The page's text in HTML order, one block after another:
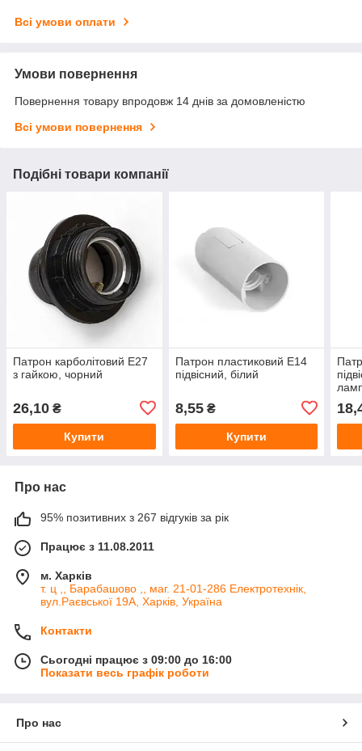
Всі умови оплати
Умови повернення
Повернення товару впродовж 14 днів за домовленістю
Всі умови повернення
Подібні товари компанії
Патрон карболітовий Е27
з гайкою, чорний
26,10 ₴
Купити
Патрон пластиковий Е14
підвісний, білий
8,55₴
Купити
Про нас
95% позитивних з 267 відгуків за рік
Працює з 11.08.2011
м. Харків
т. ц ,, Барабашово ,, маг. 21-01-286 Електротехнік,
вул.Раєвської 19А, Харків, Україна
Контакти
Сьогодні працює з 09:00 до 16:00
Показати весь графік роботи
Про нас